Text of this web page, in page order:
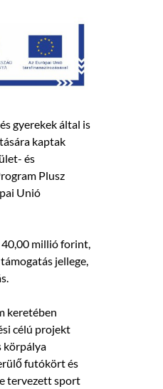
gyerekek által is
kaptak
és
Plusz
Unió
millió forint,
jellege,
keretében
célú projekt
körpálya
futókört és
tervezett sport